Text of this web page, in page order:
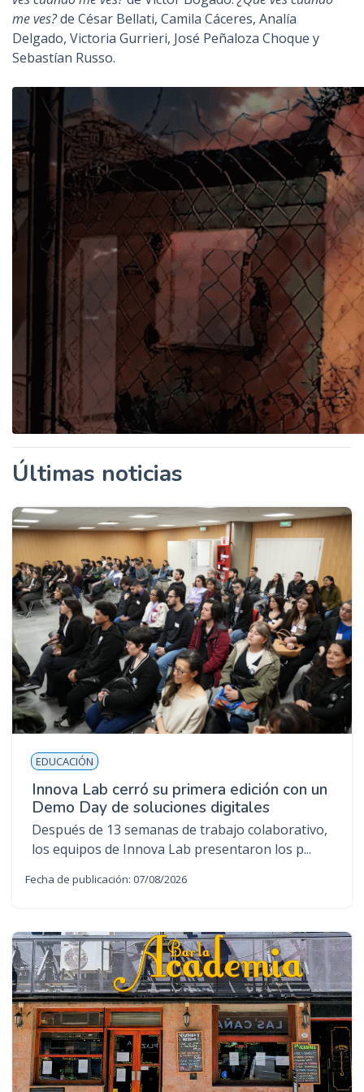
me ves?de César Bellati, Camila Cáceres, Analía
Delgado, Victoria Gurrieri, José Peñaloza Choque y
Sebastían Russo.
Últimas noticias
EDUCACIÓN
Innova Lab cerró su primera edición con un
Demo Day de soluciones digitales
Después de 13 semanas de trabajo colaborativo,
los equipos de Innova Lab presentaron los p...
Fecha de publicación: 07/08/2026